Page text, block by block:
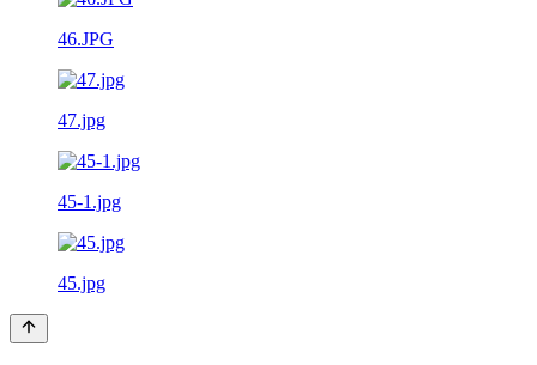
46.JPG
47.jpg
45-1.jpg
45.jpg